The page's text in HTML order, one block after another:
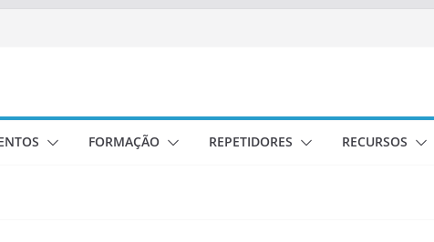
FORMAÇÃO REPETIDORES RECURSOS